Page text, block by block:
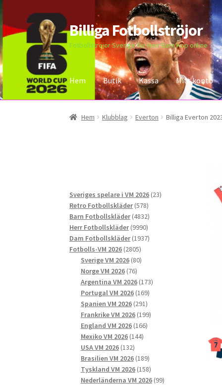
Hoppa
till
navigering
Hoppa
till
innehåll
Billiga Fotbollströjor
Fotbollströjor Sverige för Herr Barn Köp online
Hem Butik Kassa Mitt konto
Hem Bloggar Butik Kassa Kontakta oss Mitt
Hem Klubblag Everton Billiga Everton
Sveriges spelare i VM 2026 2323
Retro Fotbollskläder 578578
produkter
Barn Fotbollskläder 48324832
produkter
Herr Fotbollskläder 99909990
produkter
Dam Fotbollskläder 19371937
Fotbolls-VM 2026 28052805
produkter
Sverige VM 2026 8080
Norge VM 2026 7676
produkter
Argentina VM 2026 173173
Portugal VM 2026 169169
produkter
Spanien VM 2026 291291
produkter
Frankrike VM 2026 199199
England VM 2026 166166
Mexiko VM 2026 144144
USA VM 2026 132132
produkter
Brasilien VM 2026 189189
produkter
Tyskland VM 2026 158158
produkter
Nederländerna VM 2026 9999